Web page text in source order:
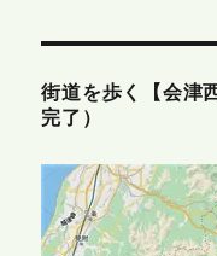
街道を歩く【会津
完了）